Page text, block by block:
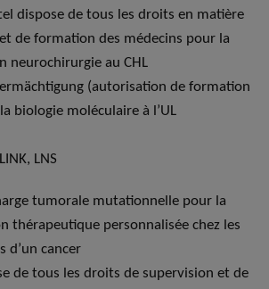
dispose de tous les droits en matière
de formation des médecins pour la
neurochirurgie au CHL
(autorisation de formation
biologie moléculaire à l’UL
LNS
tumorale mutationnelle pour la
thérapeutique personnalisée chez les
d’un cancer
de tous les droits de supervision et de